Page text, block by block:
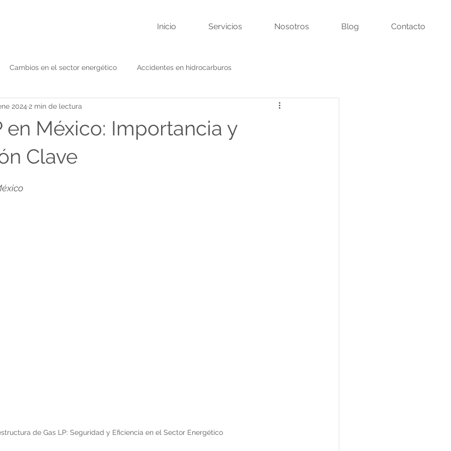
Inicio Servicios Nosotros Blog Contacto
Cambios en el sector energético Accidentes en hidrocarburos
Mantenimiento preventivo
en México: Importancia y
Clave
2024 2 min de lectura
de Gas LP: Seguridad y Eficiencia en el Sector Energético